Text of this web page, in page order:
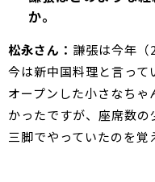
か。
松永さん： 謙張は今年（
今は新中国料理と言っ
オープンした小さなち
かったですが、座席数
三脚でやっていたのを覚